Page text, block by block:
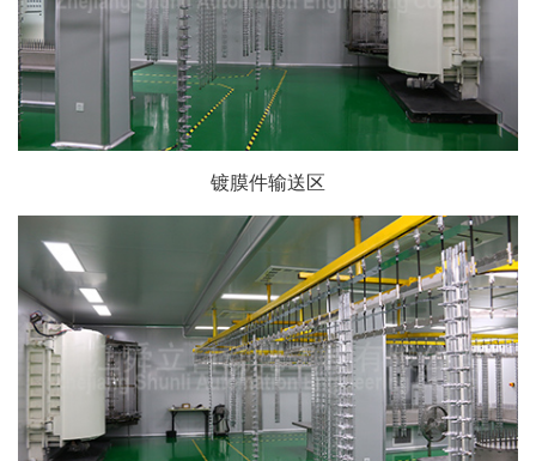
镀膜件输送区